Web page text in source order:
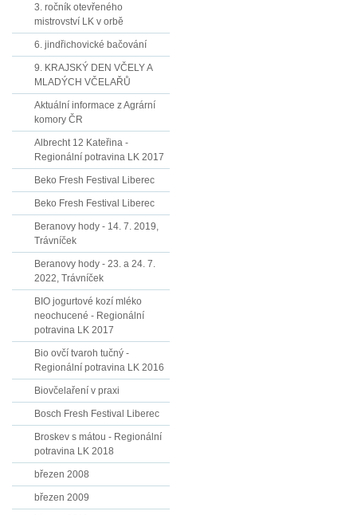
3. ročník otevřeného
mistrovství LK v orbě
6. jindřichovické bačování
9. KRAJSKÝ DEN VČELY A
MLADÝCH VČELAŘŮ
Aktuální informace z Agrární
komory ČR
Albrecht 12 Kateřina -
Regionální potravina LK 2017
Beko Fresh Festival Liberec
Beko Fresh Festival Liberec
Beranovy hody - 14. 7. 2019,
Trávníček
Beranovy hody - 23. a 24. 7.
2022, Trávníček
BIO jogurtové kozí mléko
neochucené - Regionální
potravina LK 2017
Bio ovčí tvaroh tučný -
Regionální potravina LK 2016
Biovčelaření v praxi
Bosch Fresh Festival Liberec
Broskev s mátou - Regionální
potravina LK 2018
březen 2008
březen 2009